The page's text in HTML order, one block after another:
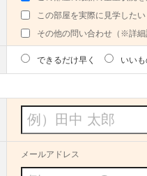
この部屋を実際に見学したい
その他の問い合わせ（※詳
できるだけ早く いい
メールアドレス